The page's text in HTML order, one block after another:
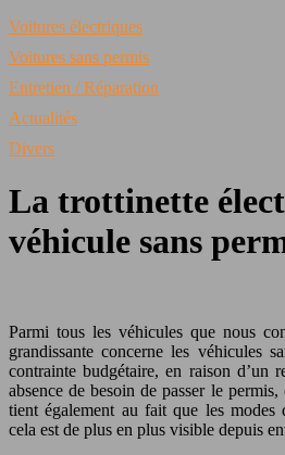
Voitures électriques
Voitures sans permis
Entretien / Réparation
Actualités
Divers
La trottinette
véhicule sans
Parmi tous les véhicules que nous
grandissante concerne les véhicules
contrainte budgétaire, en raison d’un
absence de besoin de passer le
tient également au fait que les modes
cela est de plus en plus visible depuis